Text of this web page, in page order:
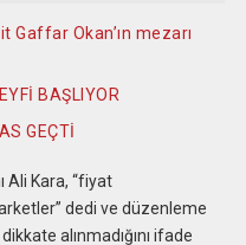
Gaffar Okan’ın mezarı
BAŞLIYOR
GEÇTİ
Ali Kara, “fiyat
dedi ve düzenleme
alınmadığını ifade